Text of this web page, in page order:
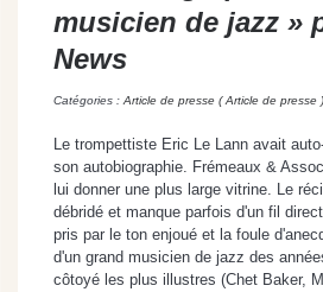
musicien de jazz »
News
Catégories : Article de presse ( Article de presse )
Le trompettiste Eric Le Lann avait
son autobiographie. Frémeaux &
lui donner une plus large vitrine. Le
débridé et manque parfois d'un fil
pris par le ton enjoué et la foule
d'un grand musicien de jazz des
côtoyé les plus illustres (Chet Baker,